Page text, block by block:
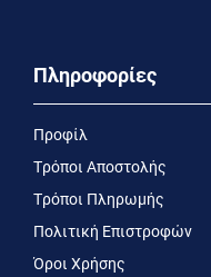
Πληροφορίες
Προφίλ
Τρόποι Αποστολής
Τρόποι Πληρωμής
Πολιτική Επιστροφών
Όροι Χρήσης